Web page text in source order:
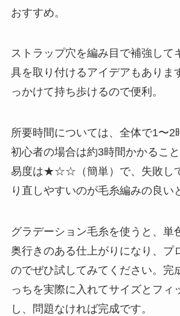
おすすめ。
ストラップ穴を編み目で補強して
具を取り付けるアイデアもありま
っかけて持ち歩けるので便利。
所要時間については、全体で1〜2
初心者の場合は約3時間かかるこ
易度は★☆☆（簡単）で、失敗し
り直しやすいのが毛糸編みの良い
グラデーション毛糸を使うと、単
奥行きのある仕上がりになり、プ
のでぜひ試してみてください。完
っちを実際に入れてサイズとフィ
し、問題なければ完成です。